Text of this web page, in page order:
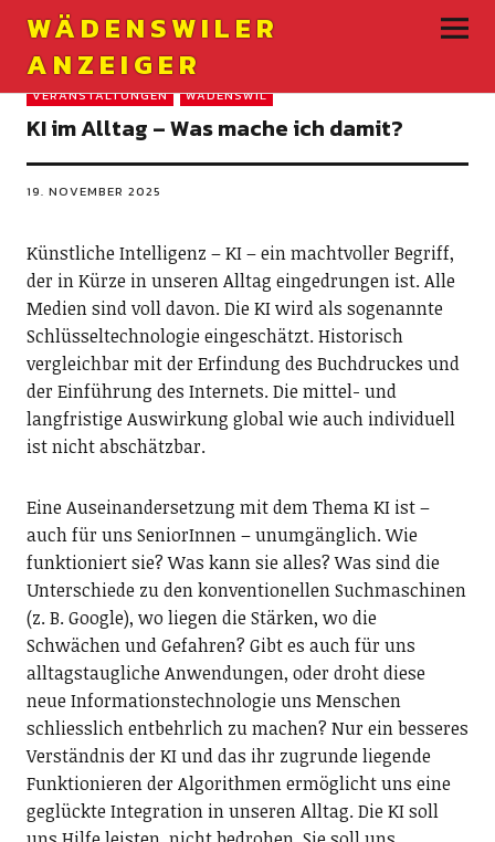
WÄDENSWILER
ANZEIGER
VERANSTALTUNGEN WÄDENSWIL
KI im Alltag – Was ­mache ich damit?
19. NOVEMBER 2025
Künstliche Intelligenz – KI – ein machtvoller Begriff,
der in Kürze in unseren Alltag eingedrungen ist. Alle
Medien sind voll davon. Die KI wird als sogenannte
Schlüsseltechnologie eingeschätzt. Historisch
vergleichbar mit der Erfindung des Buchdruckes und
der Einführung des Internets. Die mittel- und
langfristige Auswirkung global wie auch individuell
ist nicht abschätzbar.
Eine Auseinandersetzung mit dem Thema KI ist –
auch für uns SeniorInnen – unumgänglich. Wie
funktioniert sie? Was kann sie alles? Was sind die
Unterschiede zu den konventionellen Suchmaschinen
(z. B. Google), wo liegen die Stärken, wo die
Schwächen und Gefahren? Gibt es auch für uns
alltagstaugliche Anwendungen, oder droht diese
neue Informationstechnologie uns Menschen
schliesslich entbehrlich zu machen? Nur ein besseres
Verständnis der KI und das ihr zugrunde liegende
Funktionieren der Algorithmen ermöglicht uns eine
geglückte Integration in unseren Alltag. Die KI soll